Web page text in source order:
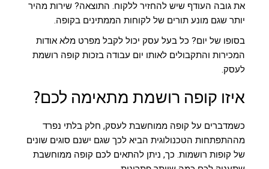
את גובה העודף שיש להחזיר ללקוח. התוצאה? שירות מהיר
יותר שגם מונע תורים של לקוחות הממתינים בקופה.
בסופו של יום? כל בעל עסק יכול לקבל מפרט מלא אודות
המכירות והתקבולים לאותו יום עבודה בזכות קופה רושמת
לעסק.
איזו קופה רושמת מתאימה לכם?
כשמדברים על קופה ממוחשבת לעסק, חלק בלתי נפרד
מההתפתחות הטכנולוגית הביא לכך שגם ישנם סוגים שונים
של קופות רושמות. כך, ניתן להתאים לכם קופה ממוחשבת